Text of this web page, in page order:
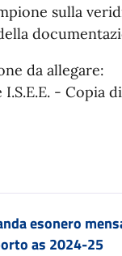
sulla
da allegare:
- Copia
esonero
as 2024-25